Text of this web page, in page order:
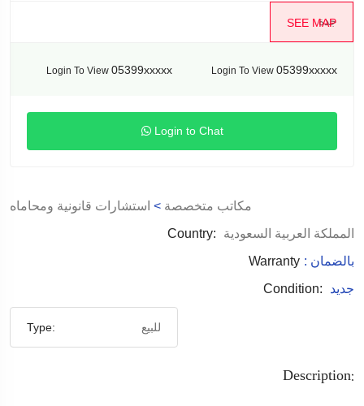
SEE MAP
جدة
Login To View 05399xxxxx Login To View 05399xxxxx
Login to Chat
مكاتب متخصصة > استشارات قانونية ومحاماه
Country:
المملكة العربية السعودية
Warranty
: بالضمان
Condition:
جديد
Type: للبيع
Description: